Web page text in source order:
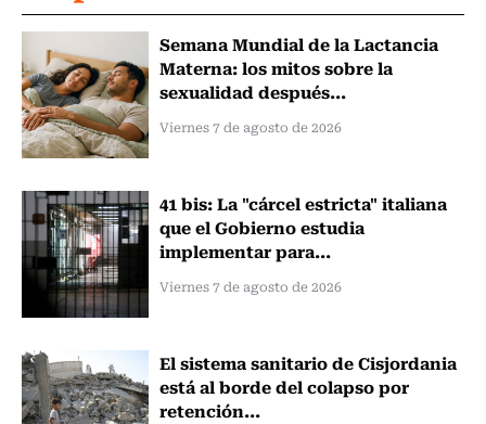
Semana Mundial de la Lactancia
Materna: los mitos sobre la
sexualidad después...
Viernes 7 de agosto de 2026
41 bis: La "cárcel estricta" italiana
que el Gobierno estudia
implementar para...
Viernes 7 de agosto de 2026
El sistema sanitario de Cisjordania
está al borde del colapso por
retención...